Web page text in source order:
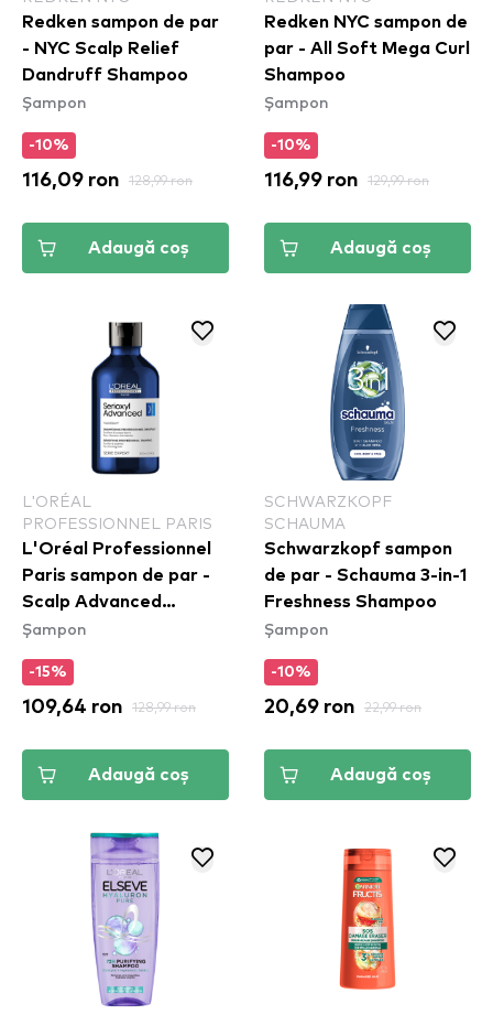
Redken sampon de par
- NYC Scalp Relief
Dandruff Shampoo
Șampon
-10%
116,09 ron 128,99 ron
Adaugă coș
Redken NYC sampon de
par - All Soft Mega Curl
Shampoo
Șampon
-10%
116,99 ron 129,99 ron
Adaugă coș
L'ORÉAL
PROFESSIONNEL PARIS
L'Oréal Professionnel
Paris sampon de par -
Scalp Advanced
Serioxyl Advanced
Șampon
-15%
109,64 ron 128,99 ron
Adaugă coș
SCHWARZKOPF
SCHAUMA
Schwarzkopf sampon
de par - Schauma 3-in-1
Freshness Shampoo
Șampon
-10%
20,69 ron 22,99 ron
Adaugă coș